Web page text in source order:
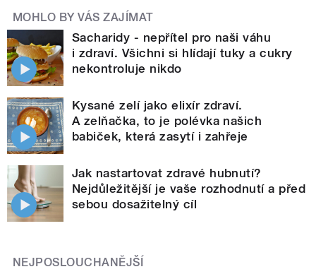
MOHLO BY VÁS ZAJÍMAT
Sacharidy - nepřítel pro naši váhu
i zdraví. Všichni si hlídají tuky a cukry
nekontroluje nikdo
Kysané zelí jako elixír zdraví.
A zelňačka, to je polévka našich
babiček, která zasytí i zahřeje
Jak nastartovat zdravé hubnutí?
Nejdůležitější je vaše rozhodnutí a před
sebou dosažitelný cíl
NEJPOSLOUCHANĚJŠÍ